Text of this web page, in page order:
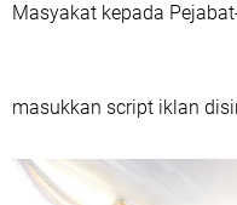
Masyakat kepada
masukkan script iklan